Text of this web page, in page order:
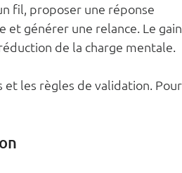
fil, proposer une réponse
et générer une relance. Le
de la charge mentale.
les règles de validation.